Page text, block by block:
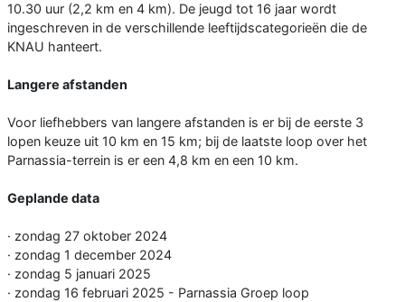
10.30 uur (2,2 km en 4 km). De jeugd tot 16 jaar wordt
ingeschreven in de verschillende leeftijdscategorieën die de
KNAU hanteert.
Langere afstanden
Voor liefhebbers van langere afstanden is er bij de eerste 3
lopen keuze uit 10 km en 15 km; bij de laatste loop over het
Parnassia-terrein is er een 4,8 km en een 10 km.
Geplande data
· zondag 27 oktober 2024
· zondag 1 december 2024
· zondag 5 januari 2025
· zondag 16 februari 2025 - Parnassia Groep loop